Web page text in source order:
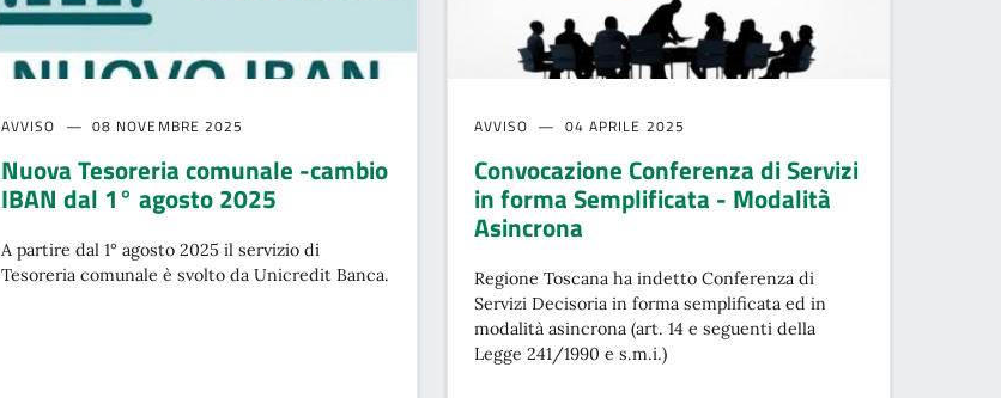
AVVISO 08 NOVEMBRE 2025
Nuova Tesoreria comunale -cambio
IBAN dal 1° agosto 2025
A partire dal 1° agosto 2025 il servizio di
Tesoreria comunale è svolto da Unicredit Banca.
AVVISO 04 APRILE 2025
Convocazione Conferenza di Servizi
in forma Semplificata - Modalità
Asincrona
Regione Toscana ha indetto Conferenza di
Servizi Decisoria in forma semplificata ed in
modalità asincrona (art. 14 e seguenti della
Legge 241/1990 e s.m.i.)